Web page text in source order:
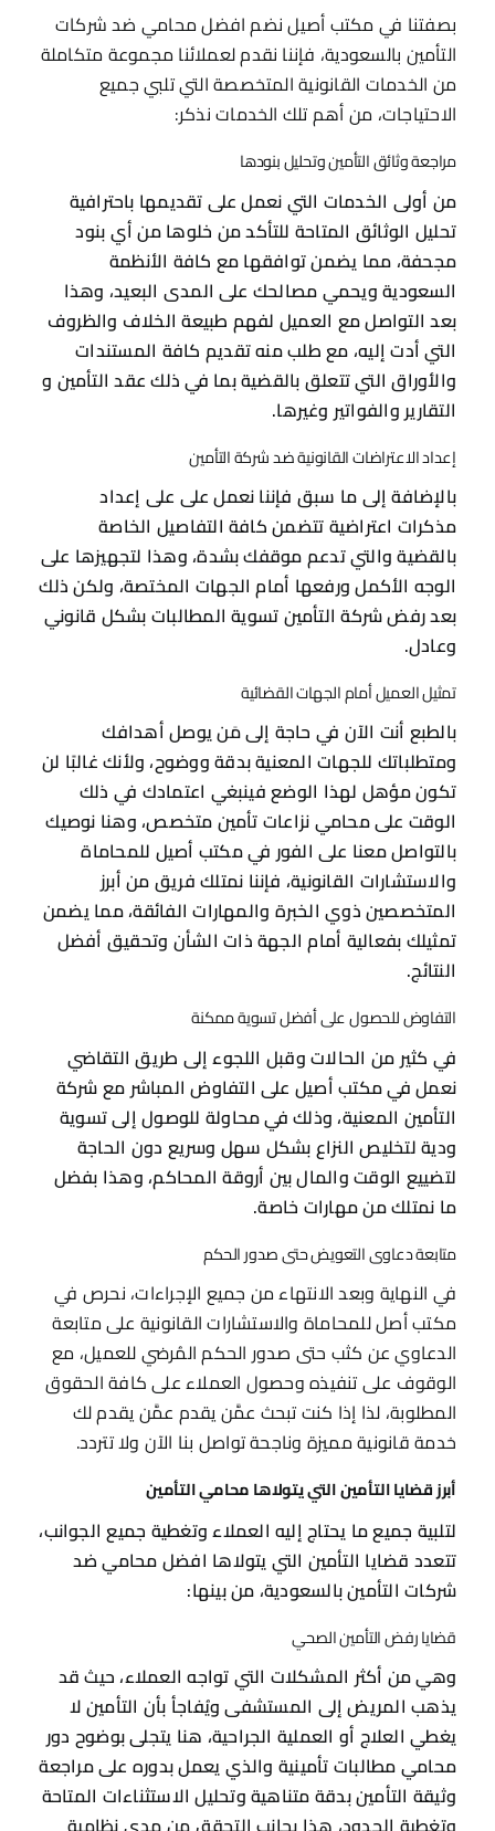
بصفتنا في مكتب أصيل نضم افضل محامي ضد شركات
التأمين بالسعودية، فإننا نقدم لعملائنا مجموعة متكاملة
من الخدمات القانونية المتخصصة التي تلبي جميع
الاحتياجات، من أهم تلك الخدمات نذكر:
مراجعة وثائق التأمين وتحليل بنودها
من أولى الخدمات التي نعمل على تقديمها باحترافية
تحليل الوثائق المتاحة للتأكد من خلوها من أي بنود
مجحفة، مما يضمن توافقها مع كافة الأنظمة
السعودية ويحمي مصالحك على المدى البعيد، وهذا
بعد التواصل مع العميل لفهم طبيعة الخلاف والظروف
التي أدت إليه، مع طلب منه تقديم كافة المستندات
والأوراق التي تتعلق بالقضية بما في ذلك عقد التأمين و
التقارير والفواتير وغيرها.
إعداد الاعتراضات القانونية ضد شركة التأمين
بالإضافة إلى ما سبق فإننا نعمل على على إعداد
مذكرات اعتراضية تتضمن كافة التفاصيل الخاصة
بالقضية والتي تدعم موقفك بشدة، وهذا لتجهيزها على
الوجه الأكمل ورفعها أمام الجهات المختصة، ولكن ذلك
بعد رفض شركة التأمين تسوية المطالبات بشكل قانوني
وعادل.
تمثيل العميل أمام الجهات القضائية
بالطبع أنت الآن في حاجة إلى مَن يوصل أهدافك
ومتطلباتك للجهات المعنية بدقة ووضوح، ولأنك غالبًا لن
تكون مؤهل لهذا الوضع فينبغي اعتمادك في ذلك
الوقت على محامي نزاعات تأمين متخصص، وهنا نوصيك
بالتواصل معنا على الفور في مكتب أصيل للمحاماة
والاستشارات القانونية، فإننا نمتلك فريق من أبرز
المتخصصين ذوي الخبرة والمهارات الفائقة، مما يضمن
تمثيلك بفعالية أمام الجهة ذات الشأن وتحقيق أفضل
النتائج.
التفاوض للحصول على أفضل تسوية ممكنة
في كثير من الحالات وقبل اللجوء إلى طريق التقاضي
نعمل في مكتب أصيل على التفاوض المباشر مع شركة
التأمين المعنية، وذلك في محاولة للوصول إلى تسوية
ودية لتخليص النزاع بشكل سهل وسريع دون الحاجة
لتضييع الوقت والمال بين أروقة المحاكم، وهذا بفضل
ما نمتلك من مهارات خاصة.
متابعة دعاوى التعويض حتى صدور الحكم
في النهاية وبعد الانتهاء من جميع الإجراءات، نحرص في
مكتب أصل للمحاماة والاستشارات القانونية على متابعة
الدعاوي عن كثب حتى صدور الحكم المُرضي للعميل، مع
الوقوف على تنفيذه وحصول العملاء على كافة الحقوق
المطلوبة، لذا إذا كنت تبحث عمَّن يقدم عمَّن يقدم لك
خدمة قانونية مميزة وناجحة تواصل بنا الآن ولا تتردد.
أبرز قضايا التأمين التي يتولاها محامي التأمين
لتلبية جميع ما يحتاج إليه العملاء وتغطية جميع الجوانب،
تتعدد قضايا التأمين التي يتولاها افضل محامي ضد
شركات التأمين بالسعودية، من بينها:
قضايا رفض التأمين الصحي
وهي من أكثر المشكلات التي تواجه العملاء، حيث قد
يذهب المريض إلى المستشفى ويُفاجأ بأن التأمين لا
يغطي العلاج أو العملية الجراحية، هنا يتجلى بوضوح دور
محامي مطالبات تأمينية والذي يعمل بدوره على مراجعة
وثيقة التأمين بدقة متناهية وتحليل الاستثناءات المتاحة